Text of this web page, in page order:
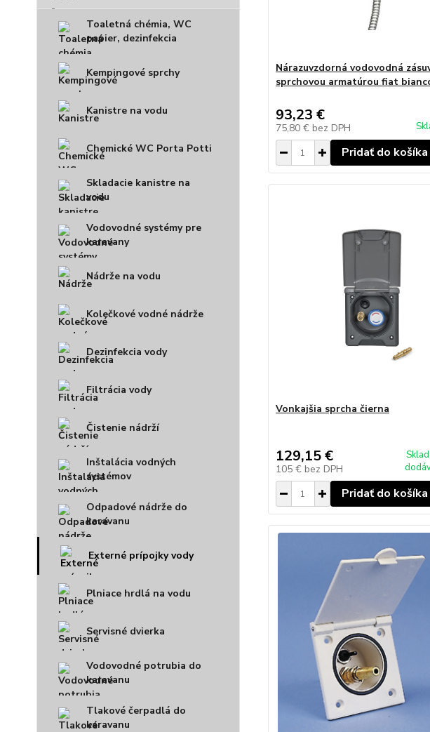
Toaletná chémia, WC
papier, dezinfekcia
Kempingové sprchy
Kanistre na vodu
Chemické WC Porta Potti
Skladacie kanistre na
vodu
Vodovodné systémy pre
karavany
Nádrže na vodu
Kolečkové vodné nádrže
Dezinfekcia vody
Filtrácia vody
Čistenie nádrží
Inštalácia vodných
systémov
Odpadové nádrže do
karavanu
Externé prípojky vody
Plniace hrdlá na vodu
Servisné dvierka
Vodovodné potrubia do
karavanu
Tlakové čerpadlá do
karavanu
Nárazuvzdorná vodovodná
sprchovou armatúrou fiat
93,23 €
75,80 € bez DPH
Pridať do košíka
Vonkajšia sprcha čierna
129,15 €
105 € bez DPH
Pridať do košíka